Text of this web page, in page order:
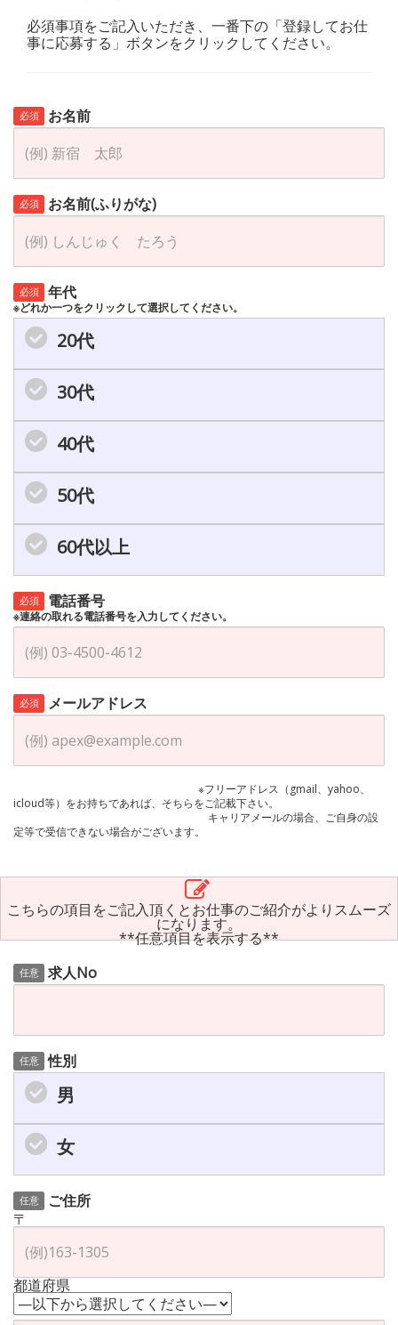
必須事項をご記入いただき、一番下の「登録してお仕
事に応募する」ボタンをクリックしてください。
必須 お名前
必須 お名前(ふりがな)
必須 年代
※どれか一つをクリックして選択してください。
20代
30代
40代
50代
60代以上
必須 電話番号
※連絡の取れる電話番号を入力してください。
必須 メールアドレス
※フリーアドレス（gmail、yahoo、
icloud等）をお持ちであれば、そちらをご記載下さい。
キャリアメールの場合、ご自身の設
定等で受信できない場合がございます。
こちらの項目をご記入頂くとお仕事のご紹介がよりスムーズ
になります。
**任意項目を表示する**
任意 求人No
任意 性別
男
女
任意
ご住所
〒
都道府県